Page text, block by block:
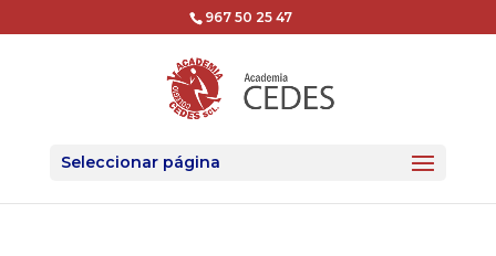
967 50 25 47
Seleccionar página